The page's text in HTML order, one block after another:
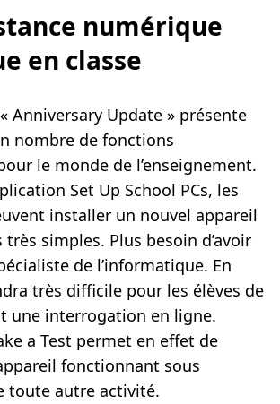
numérique
en classe
Anniversary Update » présente
nombre de fonctions
le monde de l’enseignement.
Set Up School PCs, les
installer un nouvel appareil
simples. Plus besoin d’avoir
de l’informatique. En
très difficile pour les élèves de
une interrogation en ligne.
a Test permet en effet de
fonctionnant sous
toute autre activité.